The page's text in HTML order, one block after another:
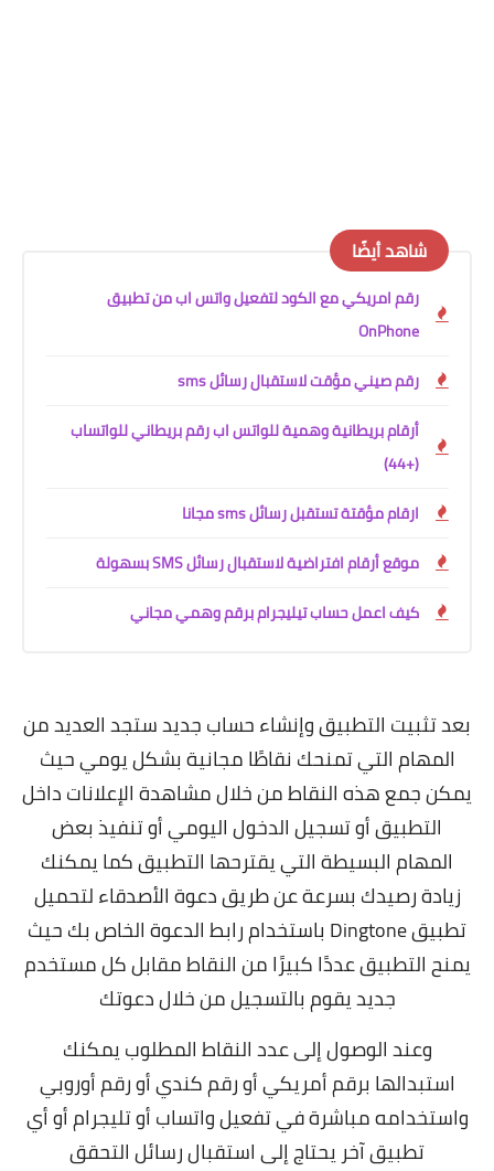
شاهد أيضًا
رقم امريكي مع الكود لتفعيل واتس اب من تطبيق
OnPhone
رقم صيني مؤقت لاستقبال رسائل sms
أرقام بريطانية وهمية للواتس اب رقم بريطاني للواتساب
(+44)
ارقام مؤقتة تستقبل رسائل sms مجانا
موقع أرقام افتراضية لاستقبال رسائل SMS بسهولة
كيف اعمل حساب تيليجرام برقم وهمي مجاني
بعد تثبيت التطبيق وإنشاء حساب جديد ستجد العديد من
المهام التي تمنحك نقاطًا مجانية بشكل يومي حيث
يمكن جمع هذه النقاط من خلال مشاهدة الإعلانات داخل
التطبيق أو تسجيل الدخول اليومي أو تنفيذ بعض
المهام البسيطة التي يقترحها التطبيق كما يمكنك
زيادة رصيدك بسرعة عن طريق دعوة الأصدقاء لتحميل
تطبيق Dingtone باستخدام رابط الدعوة الخاص بك حيث
يمنح التطبيق عددًا كبيرًا من النقاط مقابل كل مستخدم
جديد يقوم بالتسجيل من خلال دعوتك
وعند الوصول إلى عدد النقاط المطلوب يمكنك
استبدالها برقم أمريكي أو رقم كندي أو رقم أوروبي
واستخدامه مباشرة في تفعيل واتساب أو تليجرام أو أي
تطبيق آخر يحتاج إلى استقبال رسائل التحقق